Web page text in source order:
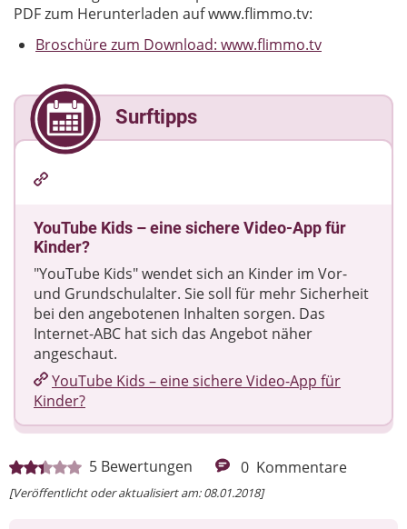
PDF zum Herunterladen auf www.flimmo.tv:
Broschüre zum Download: www.flimmo.tv
5 Bewertungen 0 Kommentare
[Veröffentlicht oder aktualisiert am: 08.01.2018]
Surftipps
YouTube Kids – eine sichere Video-App für
Kinder?
"YouTube Kids" wendet sich an Kinder im Vor-
und Grundschulalter. Sie soll für mehr Sicherheit
bei den angebotenen Inhalten sorgen. Das
Internet-ABC hat sich das Angebot näher
angeschaut.
YouTube Kids – eine sichere Video-App für
Kinder?